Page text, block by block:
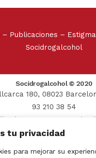
tu privacidad
para mejorar su
– Publicaciones – Estigma
Socidrogalcohol
Socidrogalcohol © 2020
180, 08023
93 210 38 54
por:
Grupo
Consulting
–